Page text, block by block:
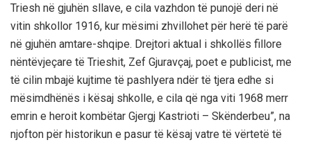
Triesh në gjuhën sllave, e cila vazhdon të punojë deri në
vitin shkollor 1916, kur mësimi zhvillohet për herë të parë
në gjuhën amtare-shqipe. Drejtori aktual i shkollës fillore
nëntëvjeçare të Trieshit, Zef Gjuravçaj, poet e publicist, me
të cilin mbajë kujtime të pashlyera ndër të tjera edhe si
mësimdhënës i kësaj shkolle, e cila që nga viti 1968 merr
emrin e heroit kombëtar Gjergj Kastrioti – Skënderbeu”, na
njofton për historikun e pasur të kësaj vatre të vërtetë të